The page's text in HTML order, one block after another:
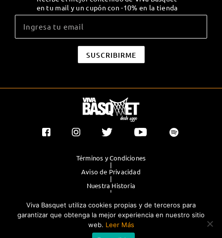
en tu mail y un cupón con -10% en la tienda
Términos y Condiciones
|
Aviso de Privacidad
|
Nuestra Historia
|
|
Publicidad
®TODOS LOS DERECHOS RESERVADOS 2023. GRUPO OLIMPIA
Viva Basquet utiliza cookies propias y de terceros para
garantizar que obtenga la mejor experiencia en nuestro sitio
web. Leer Más